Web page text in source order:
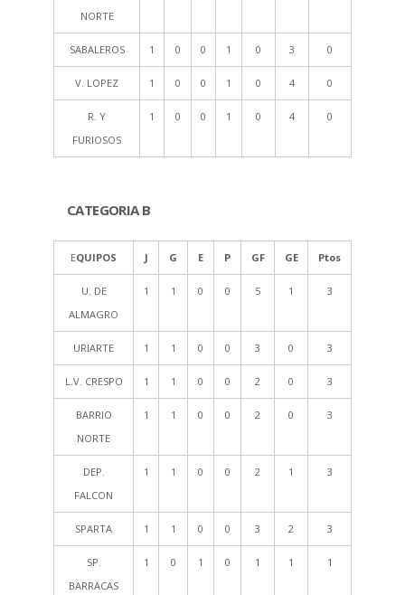
NORTE
SABALEROS 1 0 0 1 0 3 0
V. LOPEZ 1 0 0 1 0 4 0
R. Y
FURIOSOS
1 0 0 1 0 4 0
CATEGORIA B
EQUIPOS J G E P GF GE Ptos
U. DE
ALMAGRO
1 1 0 0 5 1 3
URIARTE 1 1 0 0 3 0 3
L.V. CRESPO 1 1 0 0 2 0 3
BARRIO
NORTE
1 1 0 0 2 0 3
DEP.
FALCON
1 1 0 0 2 1 3
SPARTA 1 1 0 0 3 2 3
SP.
BARRACAS
1 0 1 0 1 1 1